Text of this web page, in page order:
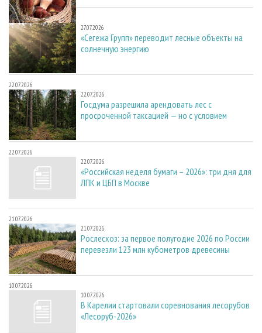
27.07.2026
27.07.2026
«Сегежа Групп» переводит лесные объекты на
солнечную энергию
22.07.2026
22.07.2026
Госдума разрешила арендовать лес с
просроченной таксацией — но с условием
22.07.2026
22.07.2026
«Российская неделя бумаги – 2026»: три дня для
ЛПК и ЦБП в Москве
21.07.2026
21.07.2026
Рослесхоз: за первое полугодие 2026 по России
перевезли 123 млн кубометров древесины
10.07.2026
10.07.2026
В Карелии стартовали соревнования лесорубов
«Лесоруб-2026»